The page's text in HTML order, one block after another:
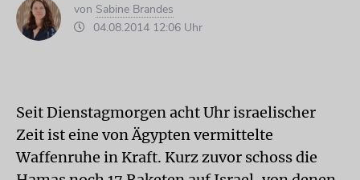
von Sabine Brandes
04.08.2014 12:06 Uhr
Seit Dienstagmorgen acht Uhr israelischer
Zeit ist eine von Ägypten vermittelte
Waffenruhe in Kraft. Kurz zuvor schoss die